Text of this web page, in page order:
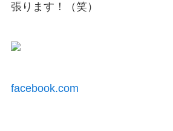
張ります！（笑）
facebook.com